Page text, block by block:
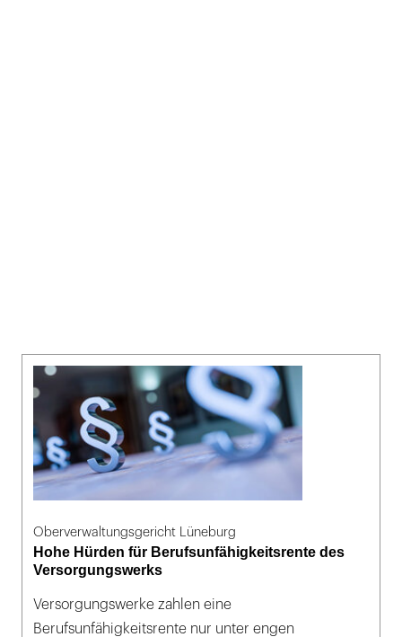
Oberverwaltungsgericht Lüneburg
Hohe Hürden für Berufsunfähigkeitsrente des
Versorgungswerks
Versorgungswerke zahlen eine
Berufsunfähigkeitsrente nur unter engen